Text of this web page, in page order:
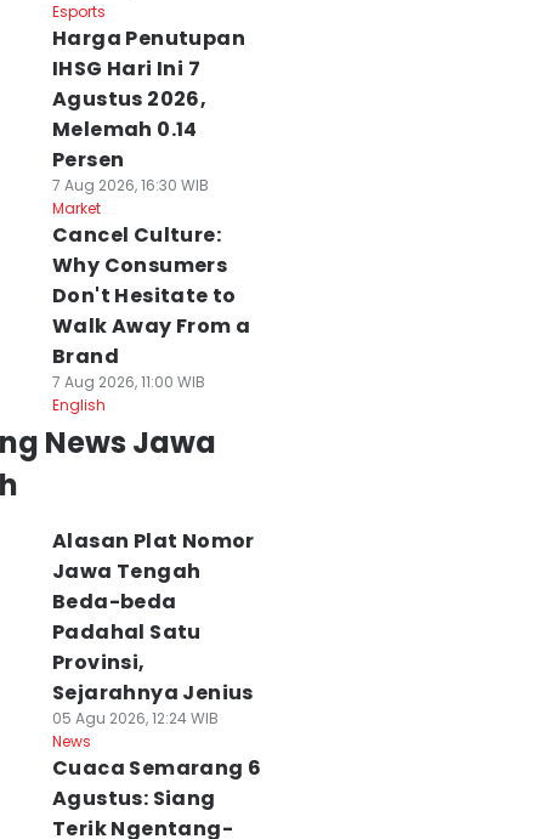
Esports
Harga Penutupan
IHSG Hari Ini 7
Agustus 2026,
Melemah 0.14
Persen
7 Aug 2026, 16:30 WIB
Market
Cancel Culture:
Why Consumers
Don't Hesitate to
Walk Away From a
Brand
7 Aug 2026, 11:00 WIB
English
News Jawa
Alasan Plat Nomor
Jawa Tengah
Beda-beda
Padahal Satu
Provinsi,
Sejarahnya Jenius
05 Agu 2026, 12:24 WIB
News
Cuaca Semarang 6
Agustus: Siang
Terik Ngentang-